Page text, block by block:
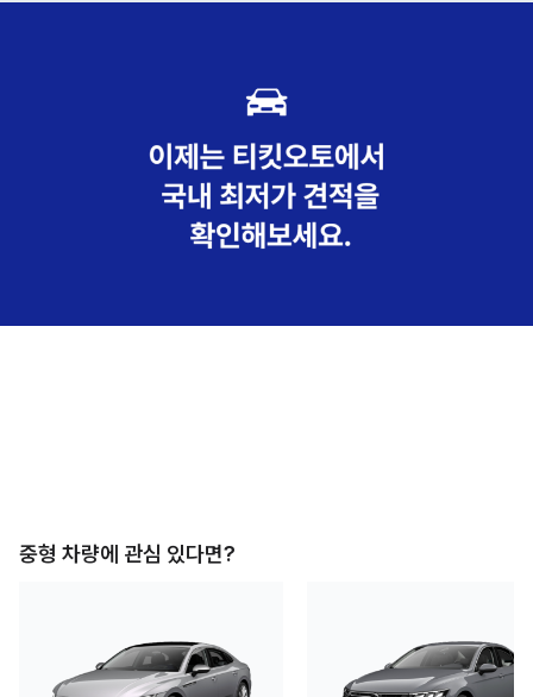
중형 차량에 관심 있다면?